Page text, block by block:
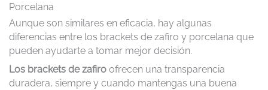
Porcelana
Aunque son similares en eficacia, hay algunas
diferencias entre los brackets de zafiro y porcelana que
pueden ayudarte a tomar mejor decisión.
Los brackets de zafiro ofrecen una transparencia
duradera, siempre y cuando mantengas una buena